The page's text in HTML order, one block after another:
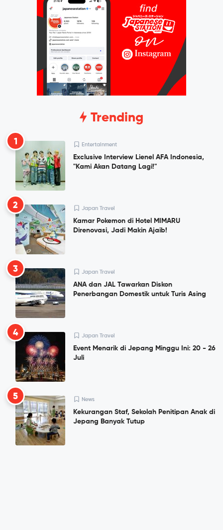
Trending
1 Entertainment
Exclusive Interview Lienel AFA Indonesia,
"Kami Akan Datang Lagi!"
2 Japan Travel
Kamar Pokemon di Hotel MIMARU
Direnovasi, Jadi Makin Ajaib!
3 Japan Travel
ANA dan JAL Tawarkan Diskon
Penerbangan Domestik untuk Turis Asing
4 Japan Travel
Event Menarik di Jepang Minggu Ini: 20 - 26
Juli
5 News
Kekurangan Staf, Sekolah Penitipan Anak di
Jepang Banyak Tutup